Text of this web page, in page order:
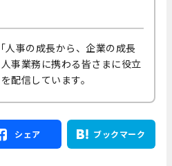
人事の成長から、企業の成長
事業務に携わる皆さまに役立
配信しています。
シェア ブックマーク